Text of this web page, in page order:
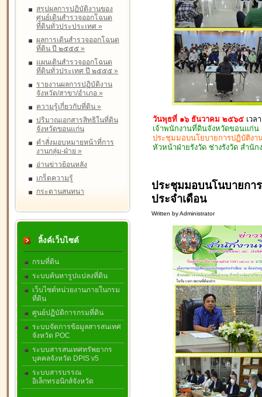
สรุปผลการปฏิบัติงานของ
ศูนย์เดินสำรวจออกโฉนด
ที่ดินทั่วประประเทศ »
ผลการเดินสำรวจออกโฉนด
ที่ดิน ปี ๒๕๕๕ »
แผนเดินสำรวจออกโฉนด
ที่ดินทั่วประเทศ ปี ๒๕๕๕ »
รายงานผลการปฏิบัติงาน
จังหวัด/สาขา/อำเภอ »
ความรู้เกี่ยวกับที่ดิน »
ปริมาณเอกสารสิทธิในที่ดิน
จังหวัดขอนแก่น
คำสั่งมอบหมายหน้าที่การ
งานกลุ่ม-ฝ่าย »
อ่านข่าวย้อนหลัง
เกร็ดความรู้
กระดานสนทนา
ลิ้งค์เว็บไซต์
กรมที่ดิน
ระบบค้นหารูปแปลงที่ดิน
เว็บไซต์หน่วยงานภายในกรม
ที่ดิน
ศูนย์ปฏิบัติการกรมที่ดิน
ระบบจัดการข้อมูลสารสนเทศ
จังหวัด POC
ระบบสารสนเทศทรัพยากร
บุคคลจังหวัด DPIS v5
ระบบสารบรรณ
อิเล็กทรอนิกส์จังหวัด
วันพุธที่ ๑๖ ธันวาคม ๒๕๖๕ เวล
เจ้าพนักงานที่ดินจังหวัดขอนแก่น
ประชุมมอบนโยบายการปฏิบัติง
หัวหน้าฝ่ายรังวัด ช่างรังวัด สำนั
ประชุมมอบนโนบายกา
ประจำเดือน
Written by Administrator